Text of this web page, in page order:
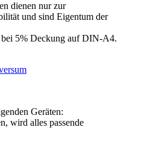
dienen nur zur
und sind Eigentum der
5% Deckung auf DIN-A4.
Geräten:
wird alles passende